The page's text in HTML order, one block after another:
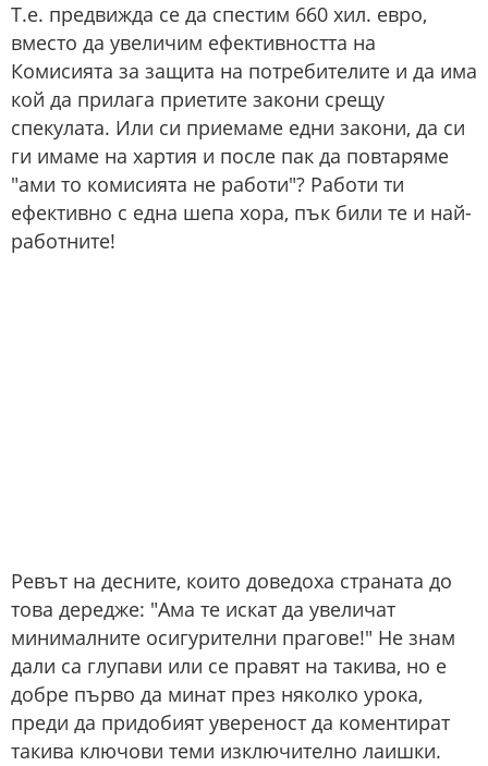
Т.е. предвижда се да спестим 660 хил. евро,
вместо да увеличим ефективността на
Комисията за защита на потребителите и да има
кой да прилага приетите закони срещу
спекулата. Или си приемаме едни закони, да си
ги имаме на хартия и после пак да повтаряме
"ами то комисията не работи"? Работи ти
ефективно с една шепа хора, пък били те и най-
работните!
Ревът на десните, които доведоха страната до
това дередже: "Ама те искат да увеличат
минималните осигурителни прагове!" Не знам
дали са глупави или се правят на такива, но е
добре първо да минат през няколко урока,
преди да придобият увереност да коментират
такива ключови теми изключително лаишки.